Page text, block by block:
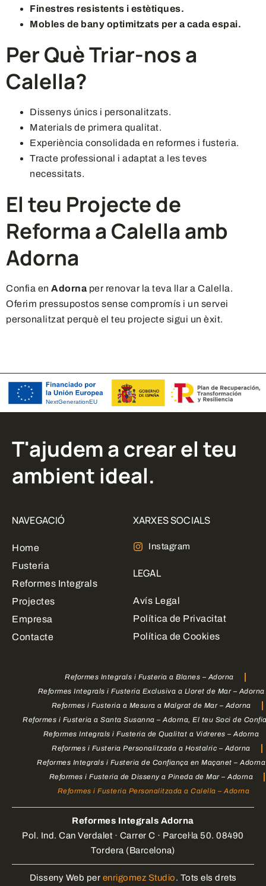
Finestres resistents i estètiques.
Mobles de bany optimitzats per a cada espai.
Per Què Triar-nos a
Calella?
Dissenys únics i personalitzats.
Materials de primera qualitat.
Experiència consolidada en reformes i fusteria.
Tracte professional i adaptat a les teves
necessitats.
El teu Projecte de
Reforma a Calella amb
Adorna
Confia en Adornaper renovar la teva llar a Calella.
Oferim pressupostos sense compromís i un servei
personalitzat perquè el teu projecte sigui un èxit.
T'ajudem a crear el teu
ambient ideal.
NAVEGACIÓ
Home
Fusteria
Reformes Integrals
Projectes
Empresa
Contacte
XARXES SOCIALS
Instagram
LEGAL
Avís Legal
Política de Privacitat
Política de Cookies
Reformes Integrals i Fusteria a Blanes – Adorna
Reformes Integrals i Fusteria Exclusiva a Lloret de Mar – Adorna
Reformes i Fusteria a Mesura a Malgrat de Mar – Adorna
Reformes i Fusteria a Santa Susanna – Adorna, El teu Soci de
Reformes Integrals i Fusteria de Qualitat a Vidreres – Adorna
Reformes i Fusteria Personalitzada a Hostalric – Adorna
Reformes Integrals i Fusteria de Confiança en Maçanet – Adorna
Reformes i Fusteria de Disseny a Pineda de Mar – Adorna
Reformes i Fusteria Personalitzada a Calella – Adorna
Reformes Integrals Adorna
Pol. Ind. Can Verdalet · Carrer C · Parcel·la 50. 08490
Tordera (Barcelona)
Disseny Web per enrigomez Studio. Tots els drets